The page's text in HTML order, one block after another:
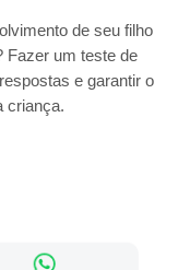
de seu filho
Fazer um teste de
e garantir o
criança.